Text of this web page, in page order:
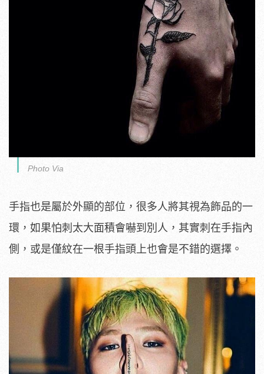
Photo Via
手指也是屬於外顯的部位，很多人將其視為飾品的一
環，如果怕刺太大面積會嚇到別人，其實刺在手指內
側，或是僅紋在一根手指頭上也會是不錯的選擇。